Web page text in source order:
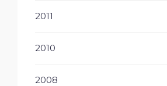
2011
2010
2008